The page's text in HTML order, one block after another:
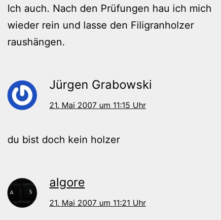
Ich auch. Nach den Prüfungen hau ich mich
wieder rein und lasse den Filigranholzer
raushängen.
Jürgen Grabowski
21. Mai 2007 um 11:15 Uhr
du bist doch kein holzer
algore
21. Mai 2007 um 11:21 Uhr